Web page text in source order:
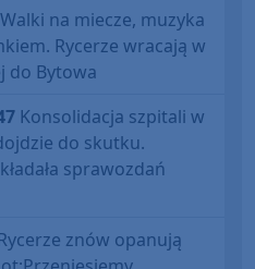
Walki na miecze, muzyka
Rycerze wracają w
do Bytowa
Konsolidacja szpitali w
do skutku.
sprawozdań
Rycerze znów opanują